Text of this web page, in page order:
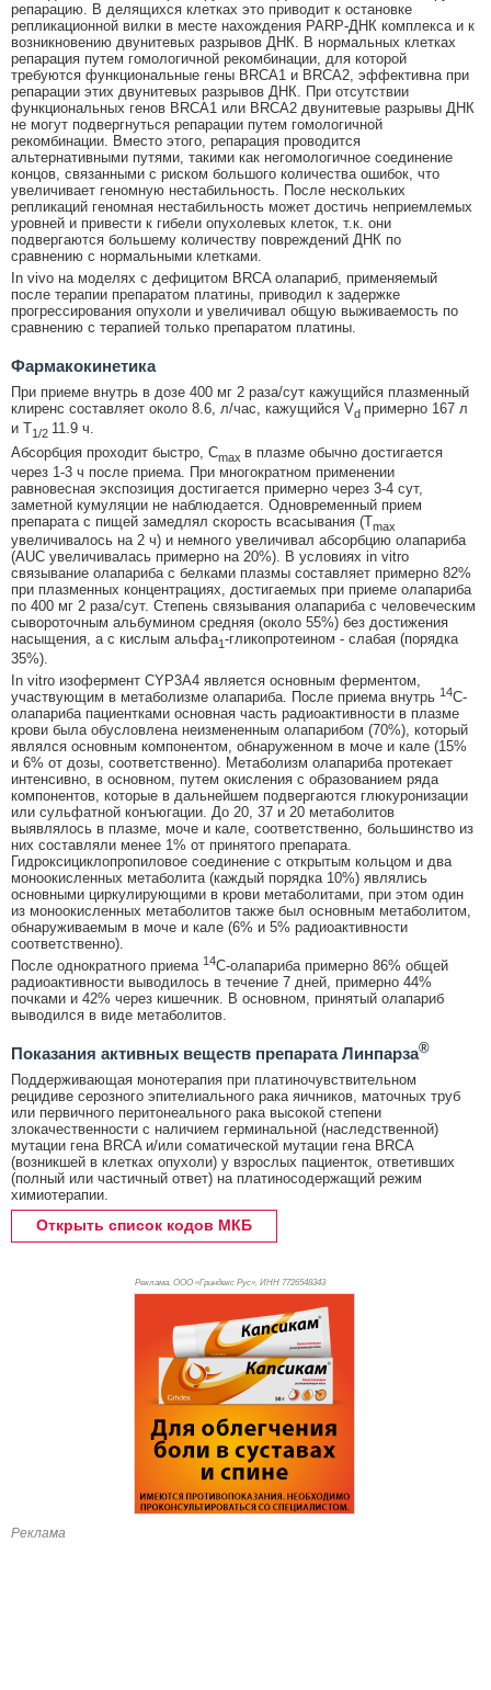
репарацию. В делящихся клетках это приводит к остановке
репликационной вилки в месте нахождения PARP-ДНК комплекса и к
возникновению двунитевых разрывов ДНК. В нормальных клетках
репарация путем гомологичной рекомбинации, для которой
требуются функциональные гены BRCA1 и BRCA2, эффективна при
репарации этих двунитевых разрывов ДНК. При отсутствии
функциональных генов BRCA1 или BRCA2 двунитевые разрывы ДНК
не могут подвергнуться репарации путем гомологичной
рекомбинации. Вместо этого, репарация проводится
альтернативными путями, такими как негомологичное соединение
концов, связанными с риском большого количества ошибок, что
увеличивает геномную нестабильность. После нескольких
репликаций геномная нестабильность может достичь неприемлемых
уровней и привести к гибели опухолевых клеток, т.к. они
подвергаются большему количеству повреждений ДНК по
сравнению с нормальными клетками.
In vivo на моделях с дефицитом BRCA олапариб, применяемый
после терапии препаратом платины, приводил к задержке
прогрессирования опухоли и увеличивал общую выживаемость по
сравнению с терапией только препаратом платины.
Фармакокинетика
При приеме внутрь в дозе 400 мг 2 раза/сут кажущийся плазменный
клиренс составляет около 8.6, л/час, кажущийся Vd примерно 167 л
и T1/2 11.9 ч.
Абсорбция проходит быстро, Cmax в плазме обычно достигается
через 1-3 ч после приема. При многократном применении
равновесная экспозиция достигается примерно через 3-4 сут,
заметной кумуляции не наблюдается. Одновременный прием
препарата с пищей замедлял скорость всасывания (Tmax
увеличивалось на 2 ч) и немного увеличивал абсорбцию олапариба
(AUC увеличивалась примерно на 20%). В условиях in vitro
связывание олапариба с белками плазмы составляет примерно 82%
при плазменных концентрациях, достигаемых при приеме олапариба
по 400 мг 2 раза/сут. Степень связывания олапариба с человеческим
сывороточным альбумином средняя (около 55%) без достижения
насыщения, а с кислым альфа1-гликопротеином - слабая (порядка
35%).
In vitro изофермент CYP3A4 является основным ферментом,
участвующим в метаболизме олапариба. После приема внутрь 14C-
олапариба пациентками основная часть радиоактивности в плазме
крови была обусловлена неизмененным олапарибом (70%), который
являлся основным компонентом, обнаруженном в моче и кале (15%
и 6% от дозы, соответственно). Метаболизм олапариба протекает
интенсивно, в основном, путем окисления с образованием ряда
компонентов, которые в дальнейшем подвергаются глюкуронизации
или сульфатной конъюгации. До 20, 37 и 20 метаболитов
выявлялось в плазме, моче и кале, соответственно, большинство из
них составляли менее 1% от принятого препарата.
Гидроксициклопропиловое соединение с открытым кольцом и два
моноокисленных метаболита (каждый порядка 10%) являлись
основными циркулирующими в крови метаболитами, при этом один
из моноокисленных метаболитов также был основным метаболитом,
обнаруживаемым в моче и кале (6% и 5% радиоактивности
соответственно).
После однократного приема 14C-олапариба примерно 86% общей
радиоактивности выводилось в течение 7 дней, примерно 44%
почками и 42% через кишечник. В основном, принятый олапариб
выводился в виде метаболитов.
Показания активных веществ препарата Линпарза®
Поддерживающая монотерапия при платиночувствительном
рецидиве серозного эпителиального рака яичников, маточных труб
или первичного перитонеального рака высокой степени
злокачественности с наличием герминальной (наследственной)
мутации гена BRCA и/или соматической мутации гена BRCA
(возникшей в клетках опухоли) у взрослых пациенток, ответивших
(полный или частичный ответ) на платиносодержащий режим
химиотерапии.
Открыть список кодов МКБ
Реклама. ООО «Гриндекс Рус», ИНН 7726548343
Реклама